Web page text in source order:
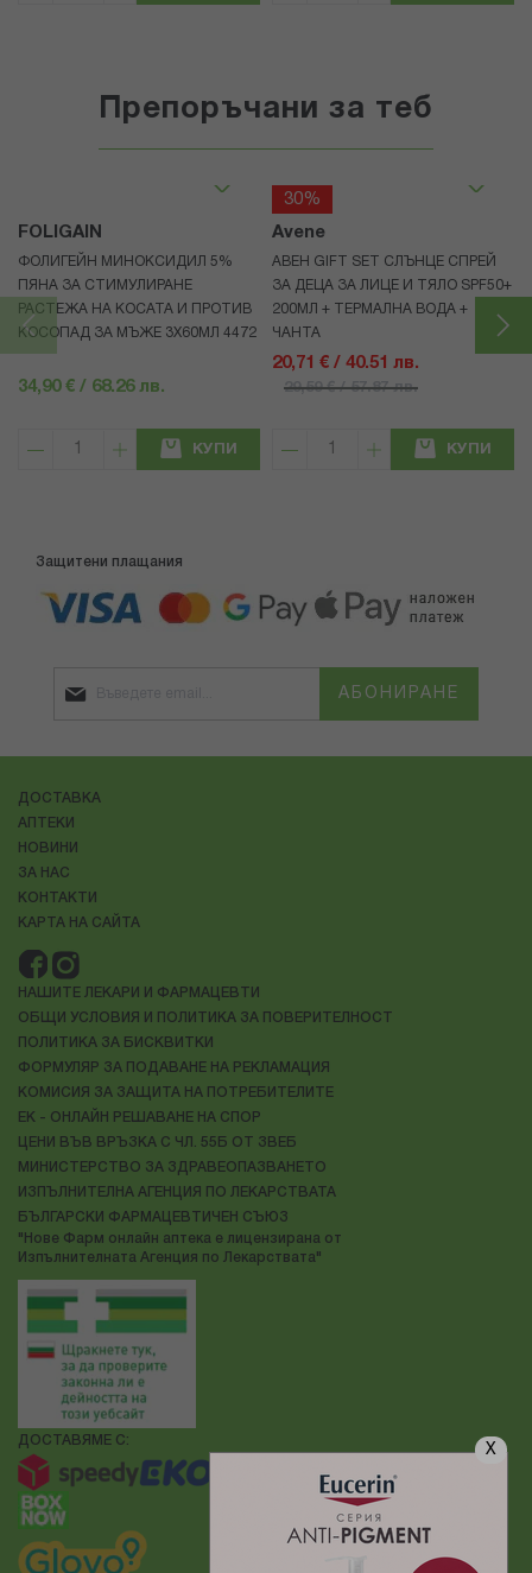
X
Препоръчани за теб
FOLIGAIN
ФОЛИГЕЙН МИНОКСИДИЛ 5%
ПЯНА ЗА СТИМУЛИРАНЕ
РАСТЕЖА НА КОСАТА И ПРОТИВ
КОСОПАД ЗА МЪЖЕ 3X60МЛ 4472
34,90 € / 68.26 лв.
КУПИ
30%
Avene
АВЕН GIFT SET СЛЪНЦЕ СПРЕЙ
ЗА ДЕЦА ЗА ЛИЦЕ И ТЯЛО SPF50+
200МЛ + ТЕРМАЛНА ВОДА +
ЧАНТА
20,71 € / 40.51 лв.
29,59 € / 57.87 лв.
КУПИ
Защитени плащания
АБОНИРАНЕ
ДОСТАВКА
АПТЕКИ
НОВИНИ
ЗА НАС
КОНТАКТИ
КАРТА НА САЙТА
НАШИТЕ ЛЕКАРИ И ФАРМАЦЕВТИ
ОБЩИ УСЛОВИЯ И ПОЛИТИКА ЗА ПОВЕРИТЕЛНОСТ
ПОЛИТИКА ЗА БИСКВИТКИ
ФОРМУЛЯР ЗА ПОДАВАНЕ НА РЕКЛАМАЦИЯ
КОМИСИЯ ЗА ЗАЩИТА НА ПОТРЕБИТЕЛИТЕ
ЕК - ОНЛАЙН РЕШАВАНЕ НА СПОР
ЦЕНИ ВЪВ ВРЪЗКА С ЧЛ. 55Б ОТ ЗВЕБ
МИНИСТЕРСТВО ЗА ЗДРАВЕОПАЗВАНЕТО
ИЗПЪЛНИТЕЛНА АГЕНЦИЯ ПО ЛЕКАРСТВАТА
БЪЛГАРСКИ ФАРМАЦЕВТИЧЕН СЪЮЗ
"Нове Фарм онлайн аптека е лицензирана от
Изпълнителната Агенция по Лекарствата"
ДОСТАВЯМЕ С: